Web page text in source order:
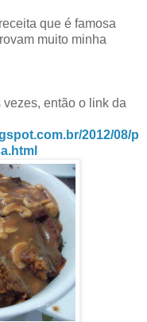
que é famosa
muito minha
então o link da
2012/08/p